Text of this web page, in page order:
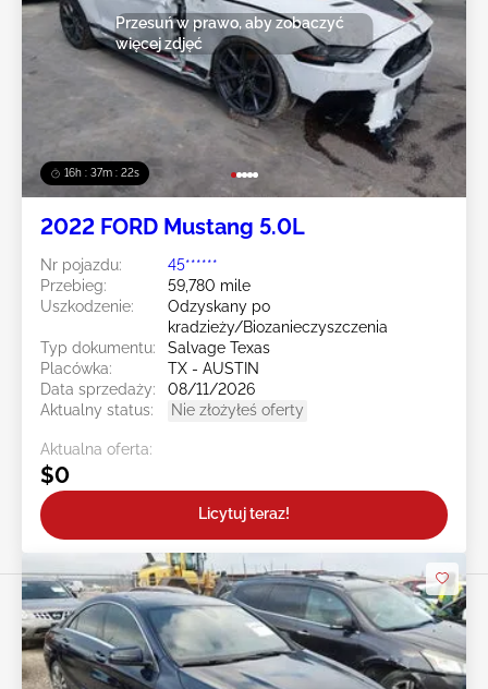
16h : 37m : 19s
Przesuń w prawo, aby zobaczyć
więcej zdjęć
2022 FORD Mustang 5.0L
Nr pojazdu:
45******
Przebieg:
59,780 mile
Uszkodzenie:
Odzyskany po
kradzieży/Biozanieczyszczenia
Typ dokumentu:
Salvage Texas
Placówka:
TX - AUSTIN
Data sprzedaży:
08/11/2026
Aktualny status:
Nie złożyłeś oferty
Aktualna oferta:
$0
Licytuj teraz!